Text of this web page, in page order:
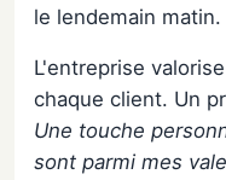
le lendemain matin.
L'entreprise
chaque client. Un
Une touche
sont parmi mes